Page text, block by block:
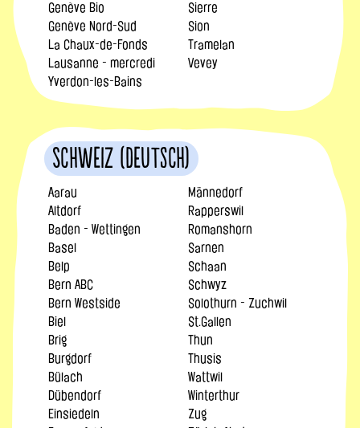
Genève Bio
Genève Nord-Sud
La Chaux-de-Fonds
Lausanne - mercredi
Sierre
Sion
Tramelan
Vevey
Yverdon-les-Bains
Schweiz (Deutsch)
Aarau
Altdorf
Baden - Wettingen
Basel
Belp
Bern ABC
Bern Westside
Biel
Brig
Burgdorf
Bülach
Dübendorf
Einsiedeln
Männedorf
Rapperswil
Romanshorn
Sarnen
Schaan
Schwyz
Solothurn - Zuchwil
St.Gallen
Thun
Thusis
Wattwil
Winterthur
Zug